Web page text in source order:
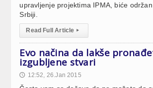
upravljenje projektima IPMA, biće
Srbiji.
Read Full Article ▸
Evo načina da lakše
izgubljene stvari
🕔 12:52, 26.Jan 2015